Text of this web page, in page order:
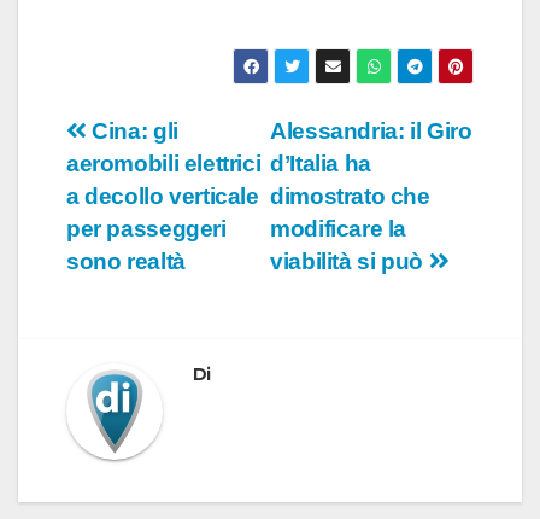
Navigazione
articoli
Alessandria: il Giro
d’Italia ha
dimostrato che
modificare la
viabilità si può
Cina: gli
aeromobili elettrici
a decollo verticale
per passeggeri
sono realtà
Di